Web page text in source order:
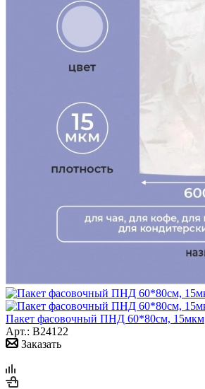
Пакет фасовочный ПНД 60*80см, 15мкм
Арт.: B24122
Заказать